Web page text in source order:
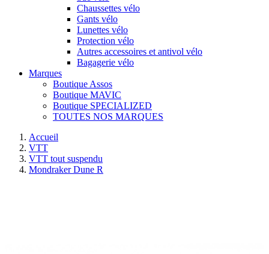
Chaussettes vélo
Gants vélo
Lunettes vélo
Protection vélo
Autres accessoires et antivol vélo
Bagagerie vélo
Marques
Boutique Assos
Boutique MAVIC
Boutique SPECIALIZED
TOUTES NOS MARQUES
Accueil
VTT
VTT tout suspendu
Mondraker Dune R